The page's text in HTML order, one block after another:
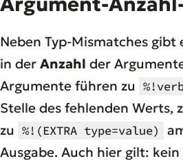
Neben Typ-Mismatches gibt
in der Anzahl der
Argumente führen zu
Stelle des fehlenden Werts,
zu %!(EXTRA type=value)
Ausgabe. Auch hier gilt: